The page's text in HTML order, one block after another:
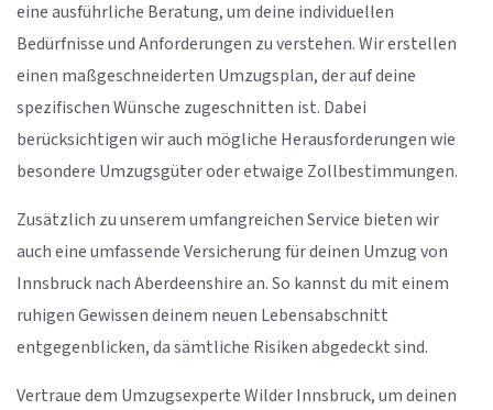
eine ausführliche Beratung, um deine individuellen
Bedürfnisse und Anforderungen zu verstehen. Wir erstellen
einen maßgeschneiderten Umzugsplan, der auf deine
spezifischen Wünsche zugeschnitten ist. Dabei
berücksichtigen wir auch mögliche Herausforderungen wie
besondere Umzugsgüter oder etwaige Zollbestimmungen.
Zusätzlich zu unserem umfangreichen Service bieten wir
auch eine umfassende Versicherung für deinen Umzug von
Innsbruck nach Aberdeenshire an. So kannst du mit einem
ruhigen Gewissen deinem neuen Lebensabschnitt
entgegenblicken, da sämtliche Risiken abgedeckt sind.
Vertraue dem Umzugsexperte Wilder Innsbruck, um deinen